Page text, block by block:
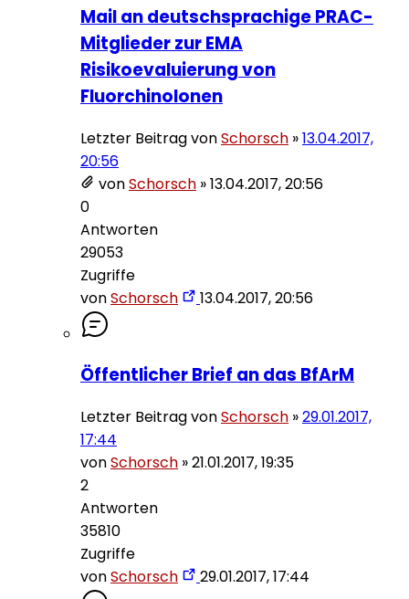
Mail an deutschsprachige PRAC-
Mitglieder zur EMA
Risikoevaluierung von
Fluorchinolonen
Letzter Beitrag vonSchorsch »13.04.2017,
20:56
vonSchorsch »13.04.2017, 20:56
0
Antworten
29053
Zugriffe
vonSchorsch 13.04.2017, 20:56
Öffentlicher Brief an das BfArM
Letzter Beitrag vonSchorsch »29.01.2017,
17:44
vonSchorsch »21.01.2017, 19:35
2
Antworten
35810
Zugriffe
vonSchorsch 29.01.2017, 17:44